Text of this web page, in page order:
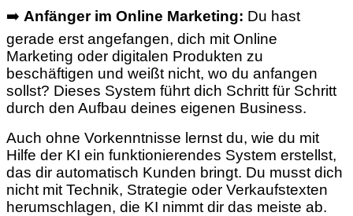
➡️ Anfänger im Online Marketing: Du hast
gerade erst angefangen, dich mit Online
Marketing oder digitalen Produkten zu
beschäftigen und weißt nicht, wo du anfangen
sollst? Dieses System führt dich Schritt für Schritt
durch den Aufbau deines eigenen Business.
Auch ohne Vorkenntnisse lernst du, wie du mit
Hilfe der KI ein funktionierendes System erstellst,
das dir automatisch Kunden bringt. Du musst dich
nicht mit Technik, Strategie oder Verkaufstexten
herumschlagen, die KI nimmt dir das meiste ab.